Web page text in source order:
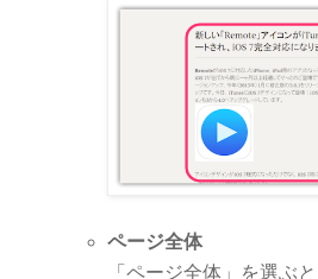
ページ全体
「ページ全体」を選ぶ